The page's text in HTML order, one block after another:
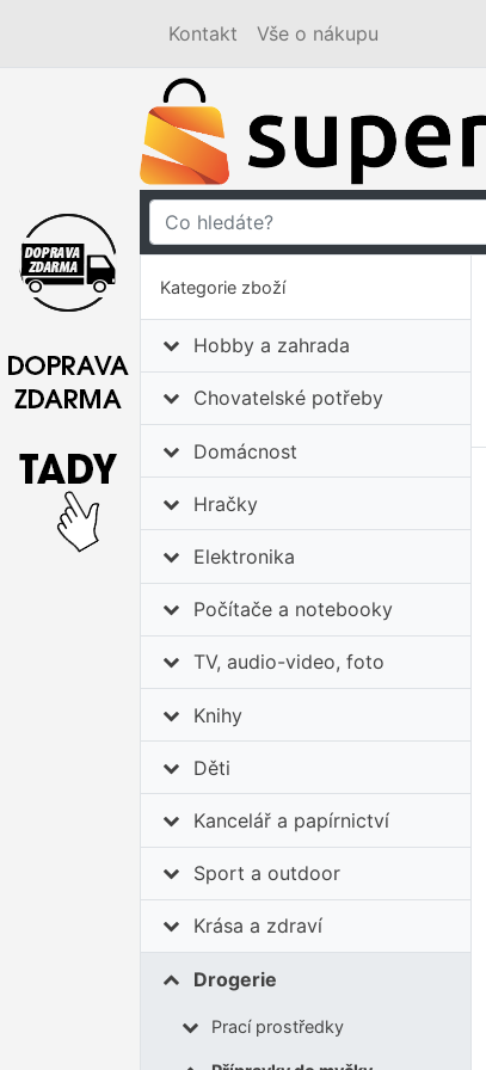
Kontakt Vše o nákupu
Kategorie zboží
Hobby a zahrada
Chovatelské potřeby
Domácnost
Hračky
Elektronika
Počítače a notebooky
TV, audio-video, foto
Knihy
Děti
Kancelář a papírnictví
Sport a outdoor
Krása a zdraví
Drogerie
Prací prostředky